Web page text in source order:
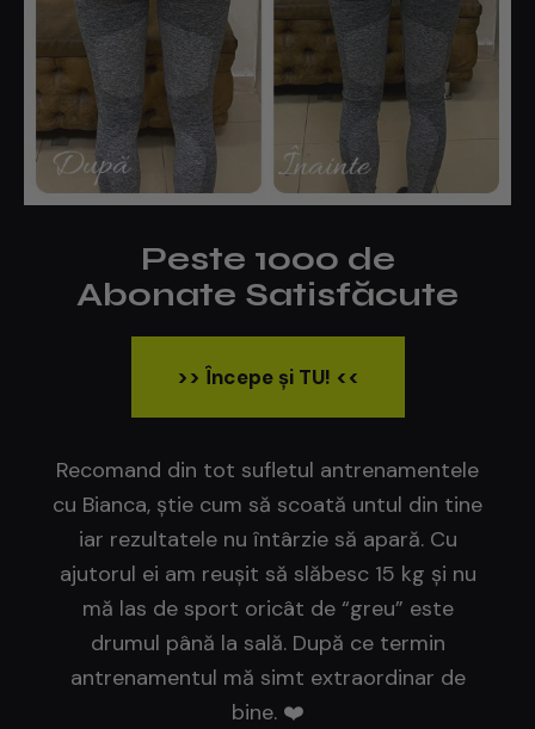
Peste 1000 de
Abonate Satisfăcute
>> Începe și TU! <<
Recomand din tot sufletul antrenamentele
cu Bianca, știe cum să scoată untul din tine
iar rezultatele nu întârzie să apară. Cu
ajutorul ei am reușit să slăbesc 15 kg și nu
mă las de sport oricât de “greu” este
drumul până la sală. După ce termin
antrenamentul mă simt extraordinar de
bine. ❤️